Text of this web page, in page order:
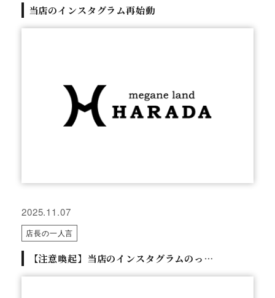
当店のインスタグラム再始動
2025.11.07
店長の一人言
【注意喚起】当店のインスタグラムのっ…